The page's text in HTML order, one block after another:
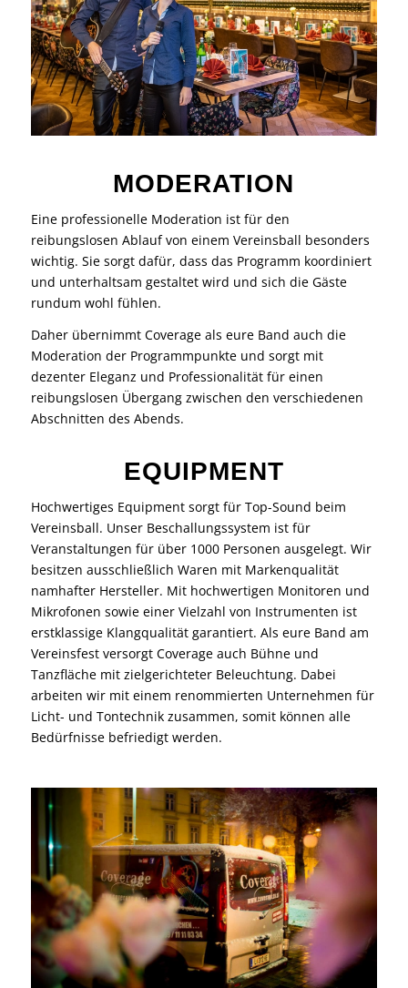
MODERATION
Eine professionelle Moderation ist für den
reibungslosen Ablauf von einem Vereinsball besonders
wichtig. Sie sorgt dafür, dass das Programm koordiniert
und unterhaltsam gestaltet wird und sich die Gäste
rundum wohl fühlen.
Daher übernimmt Coverage als eure Band auch die
Moderation der Programmpunkte und sorgt mit
dezenter Eleganz und Professionalität für einen
reibungslosen Übergang zwischen den verschiedenen
Abschnitten des Abends.
EQUIPMENT
Hochwertiges Equipmentsorgt für Top-Sound beim
Vereinsball. Unser Beschallungssystem ist für
Veranstaltungen für über 1000 Personen ausgelegt. Wir
besitzen ausschließlich Waren mit Markenqualität
namhafter Hersteller. Mit hochwertigen Monitoren und
Mikrofonen sowie einer Vielzahl von Instrumenten ist
erstklassige Klangqualität garantiert. Als eure Band am
Vereinsfest versorgt Coverage auch Bühne und
Tanzfläche mit zielgerichteter Beleuchtung. Dabei
arbeiten wir mit einem renommierten Unternehmen für
Licht- und Tontechnikzusammen, somit können alle
Bedürfnisse befriedigt werden.